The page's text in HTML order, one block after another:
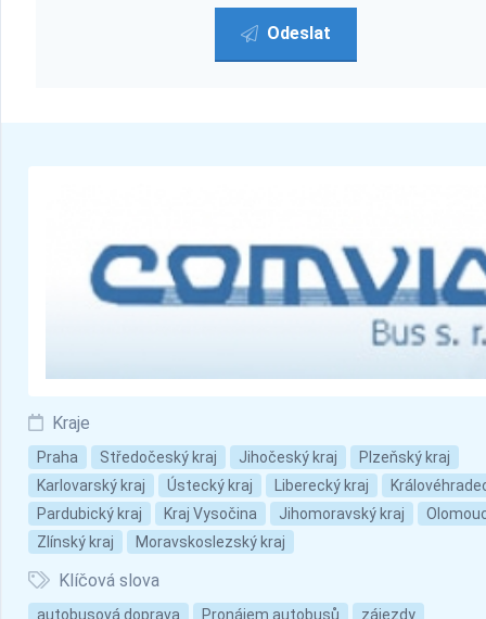
Kraje
Praha Středočeský kraj Jihočeský kraj
Plzeňský kraj
Karlovarský kraj
Ústecký kraj Liberecký kraj
Pardubický kraj
Kraj Vysočina Jihomoravský kraj
Zlínský kraj
Moravskoslezský kraj
Klíčová slova
autobusová doprava Pronájem autobusů zájezdy
Odeslat